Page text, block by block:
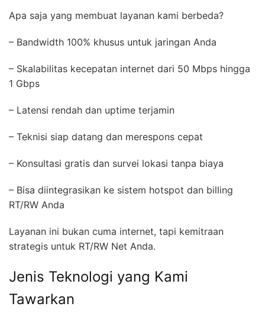
Apa saja yang membuat layanan kami berbeda?
– Bandwidth 100% khusus untuk jaringan Anda
– Skalabilitas kecepatan internet dari 50 Mbps hingga
1 Gbps
– Latensi rendah dan uptime terjamin
– Teknisi siap datang dan merespons cepat
– Konsultasi gratis dan survei lokasi tanpa biaya
– Bisa diintegrasikan ke sistem hotspot dan billing
RT/RW Anda
Layanan ini bukan cuma internet, tapi kemitraan
strategis untuk RT/RW Net Anda.
Jenis Teknologi yang Kami
Tawarkan